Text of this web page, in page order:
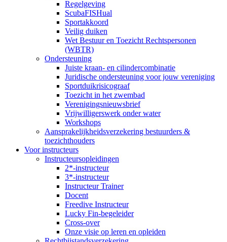
Regelgeving
ScubaFISHual
Sportakkoord
Veilig duiken
Wet Bestuur en Toezicht Rechtspersonen
(WBTR)
Ondersteuning
Juiste kraan- en cilindercombinatie
Juridische ondersteuning voor jouw vereniging
Sportduikrisicograaf
Toezicht in het zwembad
Verenigingsnieuwsbrief
Vrijwilligerswerk onder water
Workshops
Aansprakelijkheidsverzekering bestuurders &
toezichthouders
Voor instructeurs
Instructeursopleidingen
2*-instructeur
3*-instructeur
Instructeur Trainer
Docent
Freedive Instructeur
Lucky Fin-begeleider
Cross-over
Onze visie op leren en opleiden